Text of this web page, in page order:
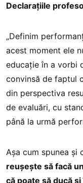
Declarațiile
„Definim
acest moment ele
educație în a vorbi
convinsă de faptul
din perspectiva
de evaluări, cu
până la urmă
Așa cum spunea și
reușește să facă
că poate să ducă